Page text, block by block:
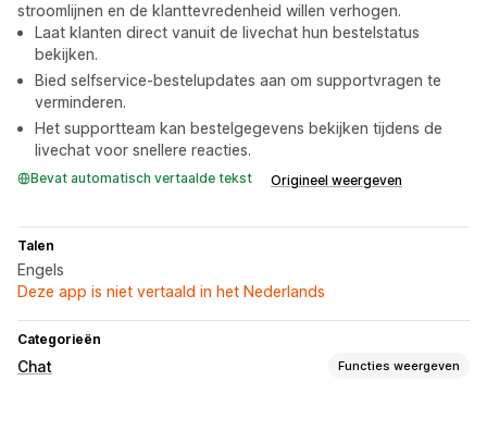
stroomlijnen en de klanttevredenheid willen verhogen.
Laat klanten direct vanuit de livechat hun bestelstatus
bekijken.
Bied selfservice-bestelupdates aan om supportvragen te
verminderen.
Het supportteam kan bestelgegevens bekijken tijdens de
livechat voor snellere reacties.
Bevat automatisch vertaalde tekst Origineel weergeven
Talen
Engels
Deze app is niet vertaald in het Nederlands
Categorieën
Chat Functies weergeven